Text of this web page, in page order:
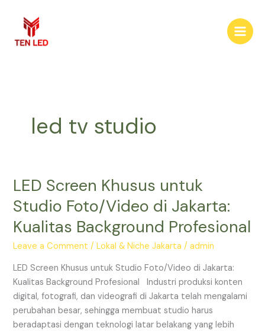
content
led tv studio
LED Screen Khusus untuk
Studio Foto/Video di Jakarta:
Kualitas Background Profesional
Leave a Comment /Lokal & Niche Jakarta /admin
LED Screen Khusus untuk Studio Foto/Video di Jakarta:
Kualitas Background Profesional Industri produksi konten
digital, fotografi, dan videografi di Jakarta telah mengalami
perubahan besar, sehingga membuat studio harus
beradaptasi dengan teknologi latar belakang yang lebih
LED
Khusus
untuk
Foto/Video
di
Jakarta:
Kualitas
Background
Profesional